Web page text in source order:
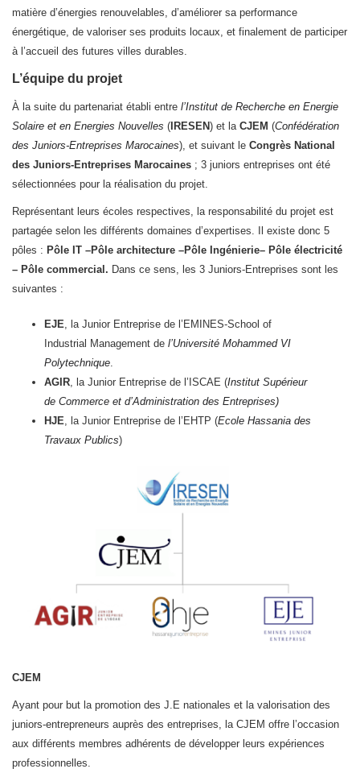
matière d’énergies renouvelables, d’améliorer sa performance
énergétique, de valoriser ses produits locaux, et finalement de participer
à l’accueil des futures villes durables.
L’équipe du projet
À la suite du partenariat établi entre l’Institut de Recherche en Energie
Solaire et en Energies Nouvelles ( IRESEN) et la CJEM (Confédération
des Juniors-Entreprises Marocaines), et suivant le Congrès National
des Juniors-Entreprises Marocaines ; 3 juniors entreprises ont été
sélectionnées pour la réalisation du projet.
Représentant leurs écoles respectives, la responsabilité du projet est
partagée selon les différents domaines d’expertises. Il existe donc 5
pôles : Pôle IT –Pôle architecture –Pôle Ingénierie– Pôle électricité
– Pôle commercial. Dans ce sens, les 3 Juniors-Entreprises sont les
suivantes :
EJE, la Junior Entreprise de l’EMINES-School of
Industrial Management de l’Université Mohammed VI
Polytechnique.
AGIR, la Junior Entreprise de l’ISCAE (Institut Supérieur
de Commerce et d’Administration des Entreprises)
HJE, la Junior Entreprise de l’EHTP (Ecole Hassania des
Travaux Publics)
CJEM
Ayant pour but la promotion des J.E nationales et la valorisation des
juniors-entrepreneurs auprès des entreprises, la CJEM offre l’occasion
aux différents membres adhérents de développer leurs expériences
professionnelles.